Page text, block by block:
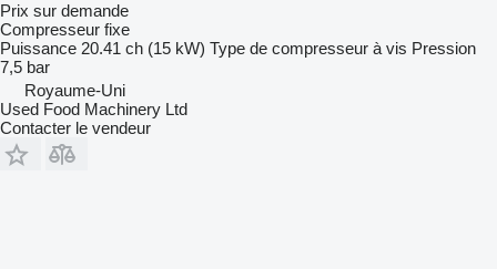
Prix sur demande
Compresseur fixe
Puissance 20.41 ch (15 kW) Type de compresseur à vis Pression
7,5 bar
Royaume-Uni
Used Food Machinery Ltd
Contacter le vendeur